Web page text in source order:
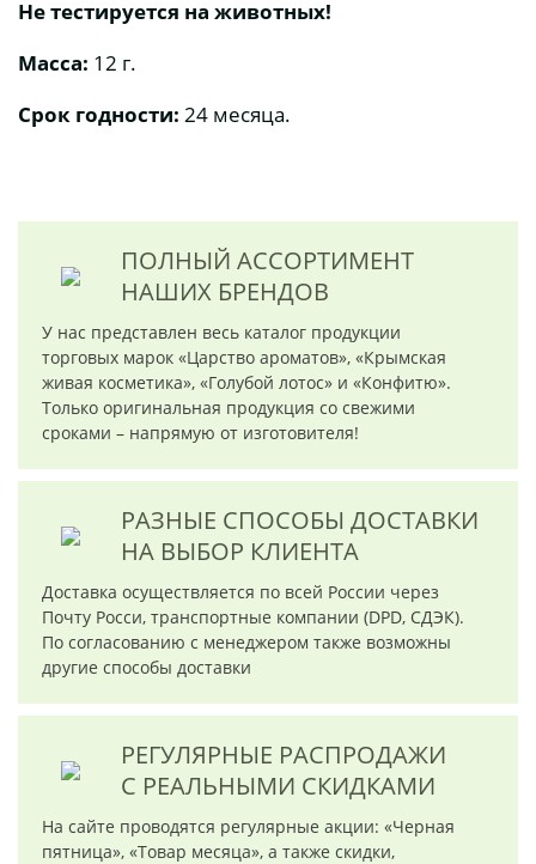
Не тестируется на животных!
Масса: 12 г.
Срок годности: 24 месяца.
ПОЛНЫЙ АССОРТИМЕНТ
НАШИХ БРЕНДОВ
У нас представлен весь каталог продукции
торговых марок «Царство ароматов», «Крымская
живая косметика», «Голубой лотос» и «Конфитю».
Только оригинальная продукция со свежими
сроками – напрямую от изготовителя!
РАЗНЫЕ СПОСОБЫ ДОСТАВКИ
НА ВЫБОР КЛИЕНТА
Доставка осуществляется по всей России через
Почту Росси, транспортные компании (DPD, СДЭК).
По согласованию с менеджером также возможны
другие способы доставки
РЕГУЛЯРНЫЕ РАСПРОДАЖИ
С РЕАЛЬНЫМИ СКИДКАМИ
На сайте проводятся регулярные акции: «Черная
пятница», «Товар месяца», а также скидки,